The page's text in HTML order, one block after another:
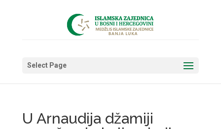
Select Page
U Arnaudija džamiji